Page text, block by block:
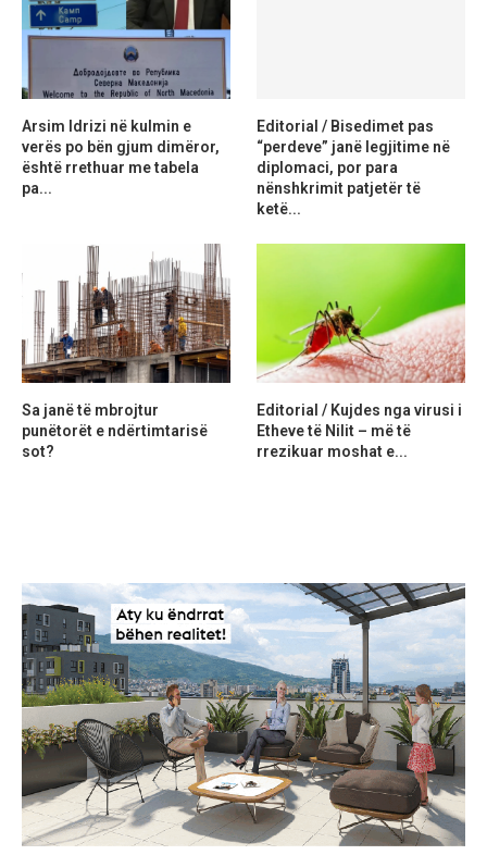
Arsim Idrizi në kulmin e
verës po bën gjum dimëror,
është rrethuar me tabela
pa...
Editorial / Bisedimet pas
“perdeve” janë legjitime në
diplomaci, por para
nënshkrimit patjetër të
ketë...
Sa janë të mbrojtur
punëtorët e ndërtimtarisë
sot?
Editorial / Kujdes nga virusi i
Etheve të Nilit – më të
rrezikuar moshat e...